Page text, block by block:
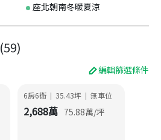
座北朝南冬暖夏涼
(59)
編輯篩選條件
6房6衛 | 35.43坪 | 無車位
2,688萬 75.88萬/坪